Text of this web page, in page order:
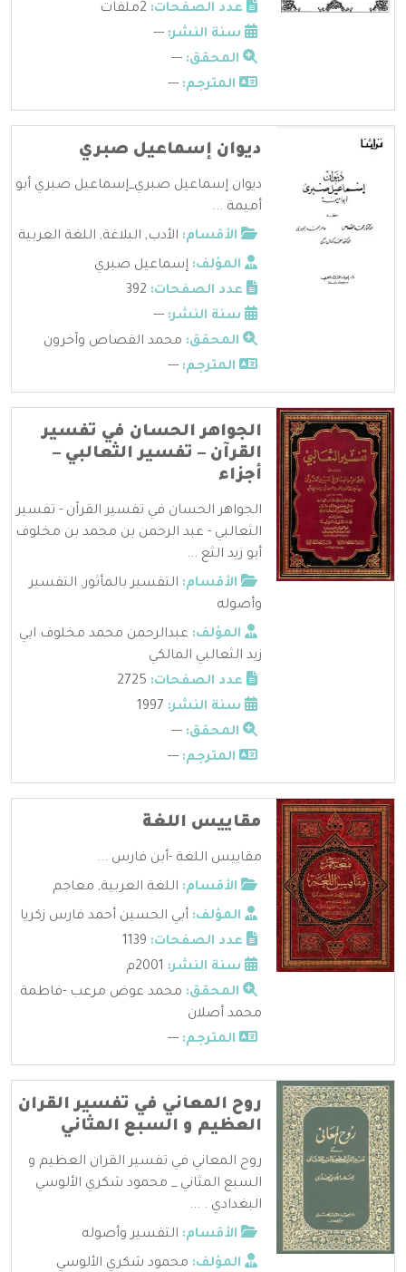
عدد الصفحات:
سنة النشر: ---
المحقق: ---
المترجم: ---
ديوان إسماعيل صبري
ديوان إسماعيل صبري_إسماعيل صبري أبو
أميمة ...
الأقسام: الأدب, البلاغة, اللغة العربية
المؤلف: إسماعيل صبري
عدد الصفحات:
سنة النشر: ---
المحقق: محمد القصاص وآخرون
المترجم: ---
الجواهر الحسان في تفسير
القرآن – تفسير الثعالبي –
أجزاء
الجواهر الحسان في تفسير القرآن - تفسير
الثعالبي - عبد الرحمن بن محمد بن مخلوف
أبو زيد الثع ...
الأقسام: التفسير بالمأثور, التفسير
وأصوله
المؤلف: عبدالرحمن محمد مخلوف ابي
زيد الثعالبي المالكي
عدد الصفحات:
سنة النشر:
المحقق: ---
المترجم: ---
مقاييس اللغة
مقاييس اللغة -أبن فارس ...
الأقسام: اللغة العربية, معاجم
المؤلف: أبي الحسين أحمد فارس زكريا
عدد الصفحات:
سنة النشر:
المحقق: محمد عوض مرعب -فاطمة
محمد أصلان
المترجم: ---
روح المعاني في تفسير القران
العظيم و السبع المثاني
روح المعاني في تفسير القران العظيم و
السبع المثاني _ محمود شكري الألوسي
البغدادي . ...
الأقسام: التفسير وأصوله
المؤلف: محمود شكري الألوسي